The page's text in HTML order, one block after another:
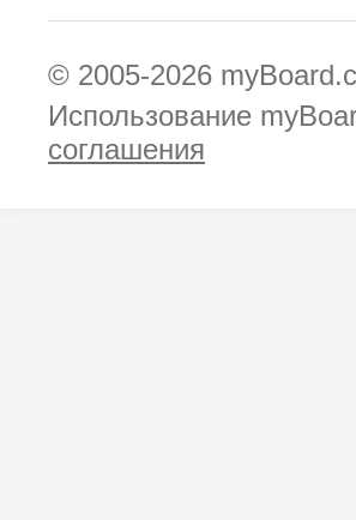
© 2005-2026
Использование
соглашения